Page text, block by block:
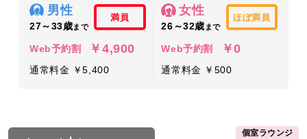
男性
27～33歳まで
満員
Web予約割 ￥4,900
通常料金 ￥5,400
女性
26～32歳 まで
ほぼ満員
Web予約割 ￥0
通常料金 ￥500
個室ラウンジ